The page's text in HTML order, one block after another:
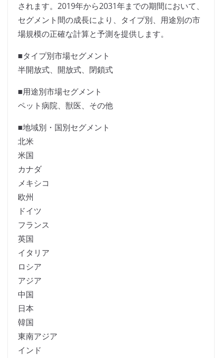
されます。2019年から2031年までの期間において、
セグメント間の成長により、タイプ別、用途別の市
場規模の正確な計算と予測を提供します。
■タイプ別市場セグメント
半開放式、開放式、閉鎖式
■用途別市場セグメント
ペット病院、獣医、その他
■地域別・国別セグメント
北米
米国
カナダ
メキシコ
欧州
ドイツ
フランス
英国
イタリア
ロシア
アジア
中国
日本
韓国
東南アジア
インド